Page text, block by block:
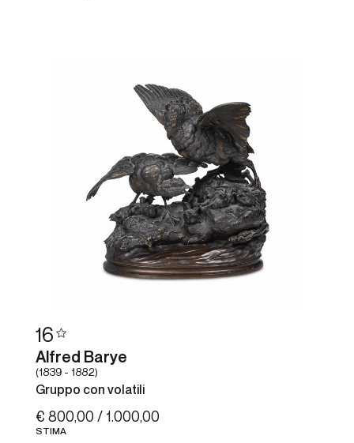
16
Alfred Barye
(1839 - 1882)
Gruppo con volatili
€ 800,00 / 1.000,00
STIMA